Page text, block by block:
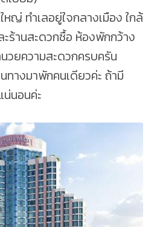
หญ่ ทำเลอยู่ใจกลางเมือง ใกล้
ร้านสะดวกซื้อ ห้องพักกว้าง
วยความสะดวกครบครัน
างมาพักคนเดียวค่ะ ถ้ามี
นอนค่ะ